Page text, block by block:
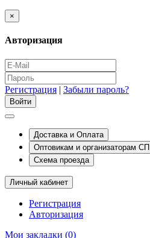
×
Авторизация
Регистрация | Забыли пароль?
Доставка и Оплата
Оптовикам и организаторам СП
Схема проезда
Личный кабинет
Регистрация
Авторизация
Мои закладки (0)